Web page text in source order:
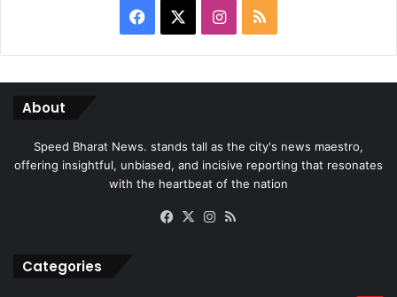
Facebook Instagram
RSS
About
Speed Bharat News. stands tall as the city's news maestro,
offering insightful, unbiased, and incisive reporting that resonates
with the heartbeat of the nation
Facebook
X Instagram
Categories